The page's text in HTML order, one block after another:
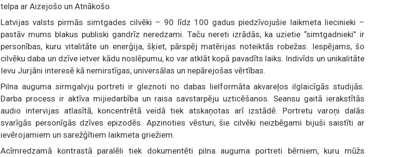
telpa ar Aizejošo un Atnākošo.
Latvijas valsts pirmās simtgades cilvēki – 90 līdz 100 gadus piedzīvojušie laikmeta liecinieki –
pastāv mums blakus publiski gandrīz neredzami. Taču nereti izrādās, ka uzietie “simtgadnieki” ir
personības, kuru vitalitāte un enerģija, šķiet, pārspēj matērijas noteiktās robežas. Iespējams, šo
cilvēku daba un dzīve ietver kādu noslēpumu, ko var atklāt kopā pavadīts laiks. Indivīds un unikalitāte
Ievu Jurjāni interesē kā nemirstīgas, universālas un nepārejošas vērtības.
Pilna auguma sirmgalvju portreti ir gleznoti no dabas lielformāta akvareļos ilglaicīgās studijās.
Darba process ir aktīva mijiedarbība un raisa savstarpēju uzticēšanos. Seansu gaitā ierakstītās
audio intervijas atlasītā, koncentrētā veidā tiek atskaņotas arī izstādē. Portretu varoņi dalās
svarīgās personīgās dzīves epizodēs. Apzinoties vēsturi, šie cilvēki neizbēgami bijuši saistīti ar
ievērojamiem un sarežģītiem laikmeta griežiem.
Acīmredzamā kontrastā paralēli tiek dokumentēti pilna auguma portreti bērniem, kuru mūžs